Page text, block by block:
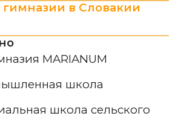
в Словакии
MARIANUM
школа
школа сельского